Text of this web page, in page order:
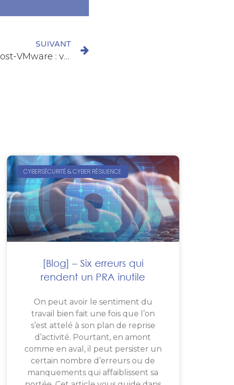
SUIVANT
[Webinar] Stratégie post-VMware : venez découvrir l’alternative Nutanix & Everpure !
CYBERSÉCURITÉ & CYBER RÉSILIENCE
[Blog] – Six erreurs qui
rendent un PRA inutile
On peut avoir le sentiment du
travail bien fait une fois que l’on
s’est attelé à son plan de reprise
d’activité. Pourtant, en amont
comme en aval, il peut persister un
certain nombre d’erreurs ou de
manquements qui affaiblissent sa